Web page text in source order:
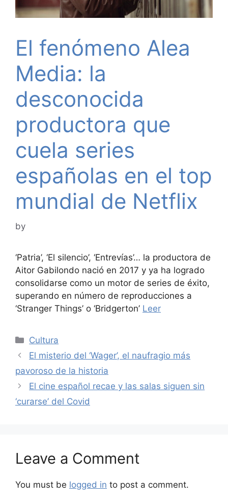
El fenómeno Alea
Media: la
desconocida
productora que
cuela series
españolas en el top
mundial de Netflix
by
‘Patria’, ‘El silencio’, ‘Entrevías’… la productora de
Aitor Gabilondo nació en 2017 y ya ha logrado
consolidarse como un motor de series de éxito,
superando en número de reproducciones a
‘Stranger Things’ o ‘Bridgerton’ Leer
Categories
Cultura
El misterio del ‘Wager’, el naufragio más
pavoroso de la historia
El cine español recae y las salas siguen sin
‘curarse’ del Covid
Leave a Comment
You must be logged in to post a comment.